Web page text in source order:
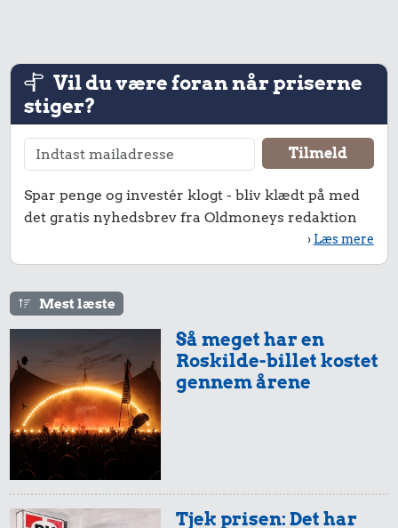
Vil du være foran når priserne
stiger?
Spar penge og investér klogt - bliv klædt på med
det gratis nyhedsbrev fra Oldmoneys redaktion
› Læs mere
Mest læste
Så meget har en
Roskilde-billet kostet
gennem årene
Tjek prisen: Det har